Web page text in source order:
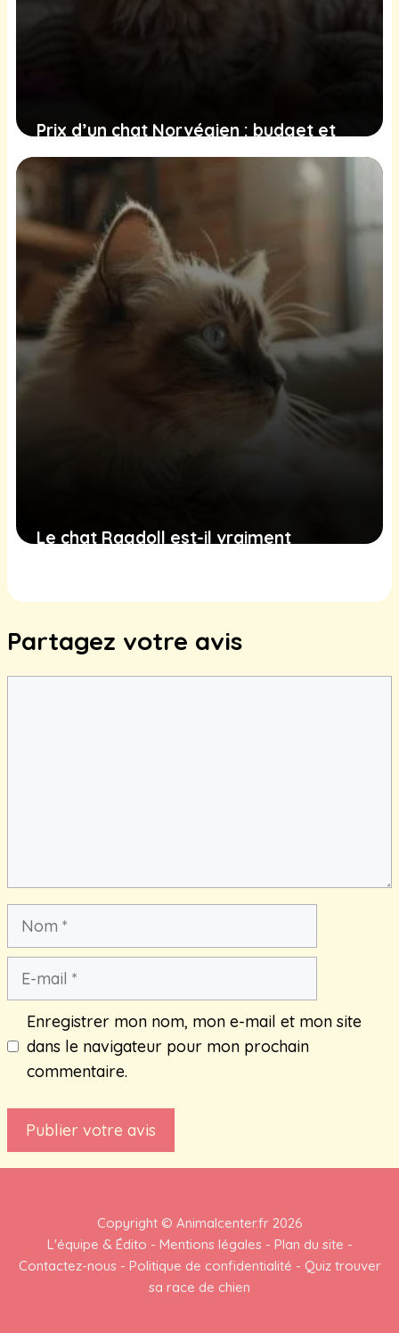
Prix d’un chat Norvégien : budget et
conseils d’achat
Le chat Ragdoll est-il vraiment
Partagez votre avis
Nom
Enregistrer mon nom, mon e-mail et mon site
dans le navigateur pour mon prochain
commentaire.
Copyright © Animalcenter.fr 2026
L'équipe & Édito - Mentions légales - Plan du site -
Contactez-nous - Politique de confidentialité - Quiz trouver
sa race de chien